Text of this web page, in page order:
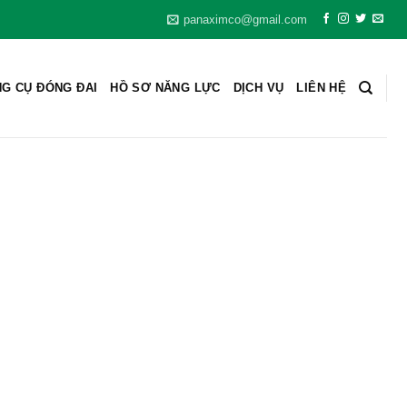
panaximco@gmail.com
CỤ ĐÓNG ĐAI HỒ SƠ NĂNG LỰC DỊCH VỤ LIÊN HỆ